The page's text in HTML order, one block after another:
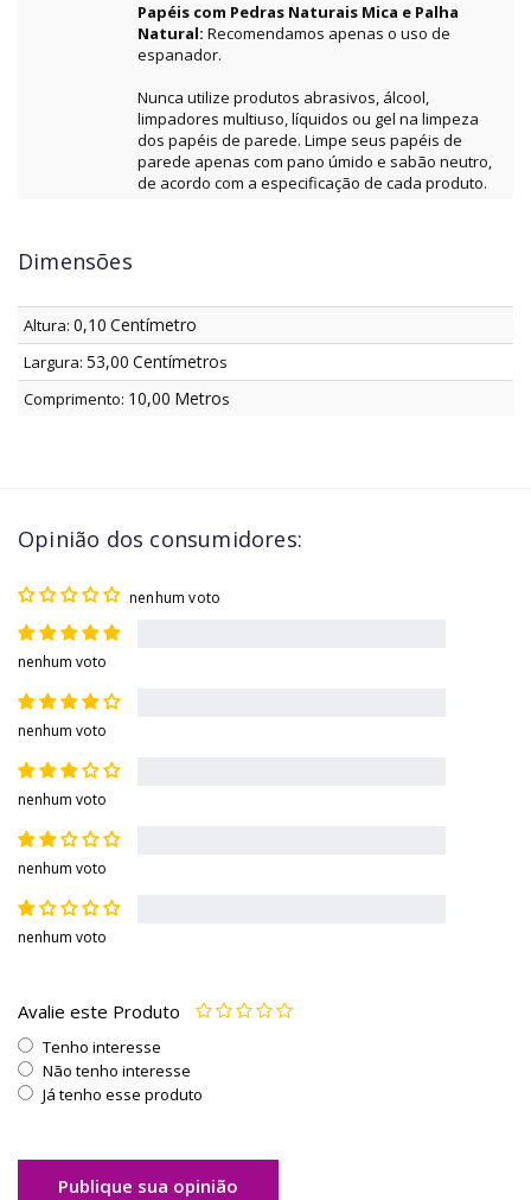
Papéis com Pedras Naturais Mica e Palha
Natural: Recomendamos apenas o uso de
espanador.
Nunca utilize produtos abrasivos, álcool,
limpadores multiuso, líquidos ou gel na limpeza
dos papéis de parede. Limpe seus papéis de
parede apenas com pano úmido e sabão neutro,
de acordo com a especificação de cada produto.
Dimensões
Altura: 0,10 Centímetro
Largura: 53,00 Centímetros
Comprimento: 10,00 Metros
Opinião dos consumidores:
nenhum voto
nenhum voto
nenhum voto
nenhum voto
nenhum voto
nenhum voto
Avalie este Produto
Tenho interesse
Não tenho interesse
Já tenho esse produto
Publique sua opinião